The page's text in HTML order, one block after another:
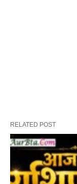
RELATED POST